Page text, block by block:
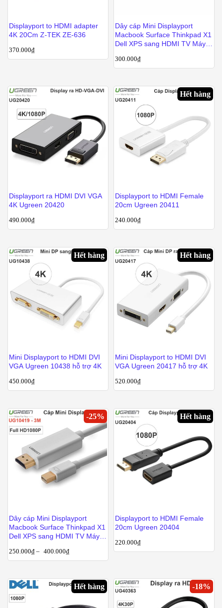
Displayport to HDMI adapter
4K 20Cm Z-TEK ZE-636
370.000₫
Dây cáp Mini Displayport
Macbook Surface Thinkpad X1
Dell XPS sang HDMI TV Máy
300.000₫
Displayport ra HDMI DVI VGA
4K Ugreen 20420
490.000₫
Hết hàng
Displayport to HDMI Female
20cm Ugreen 20411
240.000₫
Hết hàng
Mini Displayport to HDMI DVI
VGA Ugreen 10438 hỗ trợ 4K
450.000₫
Hết hàng
Mini Displayport to HDMI DVI
VGA Ugreen 20417 hỗ trợ 4K
520.000₫
-25%
Dây cáp Mini Displayport
Macbook Surface Thinkpad X1
Dell XPS sang HDMI TV Máy
250.000₫ – 400.000₫
Hết hàng
Displayport to HDMI Female
20cm Ugreen 20404
220.000₫
Hết hàng -18%